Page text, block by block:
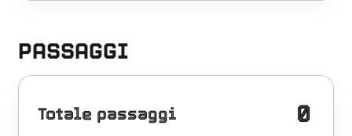
PASSAGGI
Totale passaggi 0